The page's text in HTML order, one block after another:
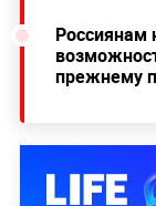
Россиянам
прежнему